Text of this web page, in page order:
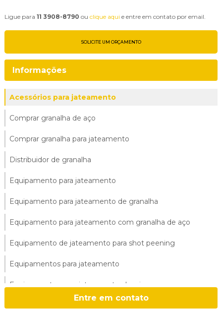
Ligue para 11 3908-8790 ou clique aqui e entre em contato por email.
SOLICITE UM ORÇAMENTO
Informações
Acessórios para jateamento
Comprar granalha de aço
Comprar granalha para jateamento
Distribuidor de granalha
Equipamento para jateamento
Equipamento para jateamento de granalha
Equipamento para jateamento com granalha de aço
Equipamento de jateamento para shot peening
Equipamentos para jateamento
Equipamentos para jateamento abrasivo
Entre em contato